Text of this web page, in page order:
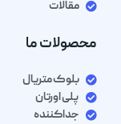
مقالات
محصولات ما
بلوک متریال
پلی اورتان
جداکننده